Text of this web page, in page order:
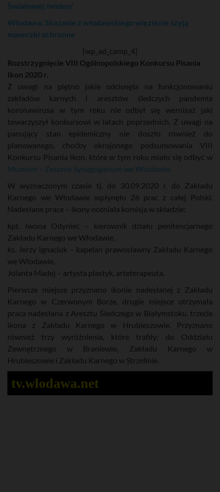
Światowej /wideo/
Włodawa: Skazanie z włodawskiego więzienie szyją
maseczki ochronne
[wp_ad_camp_4]
Rozstrzygnięcie VIII Ogólnopolskiego Konkursu Pisania
Ikon 2020 r.
Z uwagi na piętno jakie odcisnęła na funkcjonowaniu
zakładów karnych i aresztów śledczych pandemia
koronawirusa w tym roku nie odbył się wernisaż jaki
towarzyszył konkursowi w latach poprzednich. Z uwagi na
panujący stan epidemiczny nie doszło również do
planowanego, choćby okrojonego podsumowania VIII
Konkursu Pisania Ikon, które w tym roku miało się odbyć w
Muzeum – Zespole Synagogalnym we Włodawie
W wyznaczonym czasie tj. do 30.09.2020 r. do Zakładu
Karnego we Włodawie wpłynęło 26 prac z całej Polski.
Nadesłane prace – ikony oceniała komisja w składzie:
kpt. Iwona Odyniec – kierownik działu penitencjarnego
Zakładu Karnego we Włodawie,
ks. Jerzy Ignaciuk – kapelan prawosławny Zakładu Karnego
we Włodawie,
Jolanta Madej – artysta plastyk, arteterapeuta.
Pierwsze miejsce przyznano ikonie nadesłanej z Zakładu
Karnego w Czerwonym Borze, drugie miejsce otrzymała
praca nadesłana z Aresztu Śledczego w Białymstoku, trzecie
ikona z Zakładu Karnego w Hrubieszowie. Przyznano
również trzy wyróżnienia, które trafiły: do Oddziału
Zewnętrznego w Braniewie, Zakładu Karnego w
Hrubieszowie i Zakładu Karnego w Strzelinie.
tv.wlodawa.net